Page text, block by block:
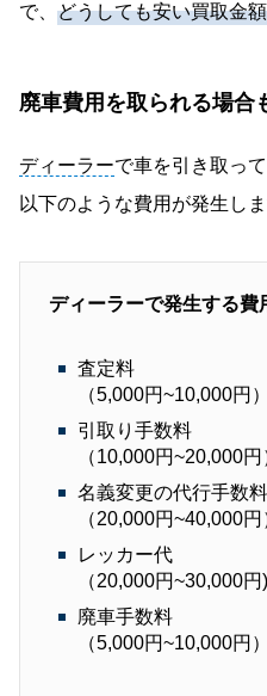
で、 どうしても安い買取金
廃車費用を取られる場合
ディーラーで車を引き取っ
以下のような費用が発生しま
ディーラーで発生する費
査定料
（5,000円~10,000円）
引取り手数料
（10,000円~20,000円
名義変更の代行手数料
（20,000円~40,000円
レッカー代
（20,000円~30,000円)
廃車手数料
（5,000円~10,000円）